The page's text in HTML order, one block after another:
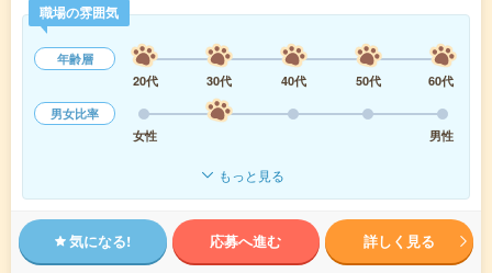
職場の雰囲気
年齢層
20代
30代 40代 50代
60代
男女比率
女性
男性
もっと見る
気になる! 応募へ進む 詳しく見る